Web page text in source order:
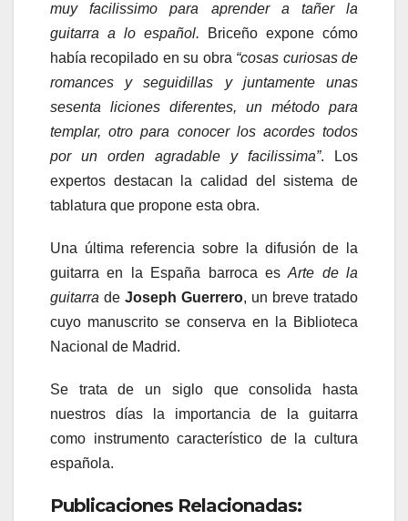
muy facilissimo para aprender a tañer la
guitarra a lo español.
Briceño expone cómo
había recopilado en su obra “cosas curiosas de
romances y seguidillas y juntamente unas
sesenta liciones diferentes, un método para
templar, otro para conocer los acordes todos
por un orden agradable y facilissima”. Los
expertos destacan la calidad del sistema de
tablatura que propone esta obra.
Una última referencia sobre la difusión de la
guitarra en la España barroca esArte de la
guitarra de Joseph Guerrero, un breve tratado
cuyo manuscrito se conserva en la Biblioteca
Nacional de Madrid.
Se trata de un siglo que consolida hasta
nuestros días la importancia de la guitarra
como instrumento característico de la cultura
española.
Publicaciones Relacionadas: